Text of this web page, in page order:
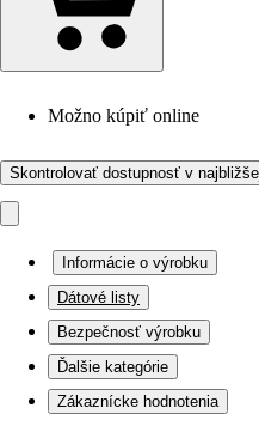
Možno kúpiť online
Skontrolovať dostupnosť v
Informácie o výrobku
Dátové listy
Bezpečnosť výrobku
Ďalšie kategórie
Zákaznícke hodnotenia